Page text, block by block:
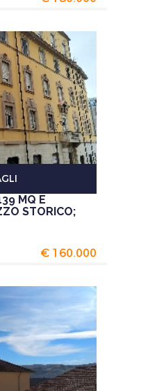
MQ E
STORICO;
€ 160.000